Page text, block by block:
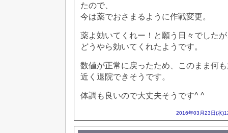
たので、
今は薬でおさまるように作戦変更。
薬よ効いてくれー！と願う日々でした
どうやら効いてくれたようです。
数値が正常に戻ったため、このまま何
近く退院できそうです。
体調も良いので大丈夫そうです^ ^
2016年03月23日(水